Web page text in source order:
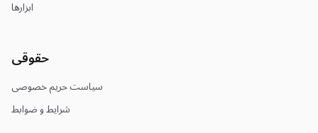
ابزارها
حقوقی
سیاست حریم خصوصی
شرایط و ضوابط